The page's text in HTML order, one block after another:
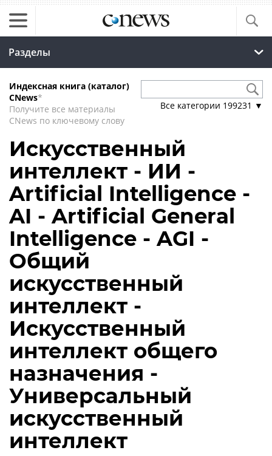
Разделы
Индексная книга (каталог)
CNews*
Получите все материалы
CNews по ключевому слову
Все категории 199231 ▼
Искусственный
интеллект - ИИ -
Artificial Intelligence -
AI - Artificial General
Intelligence - AGI -
Общий
искусственный
интеллект -
Искусственный
интеллект общего
назначения -
Универсальный
искусственный
интеллект